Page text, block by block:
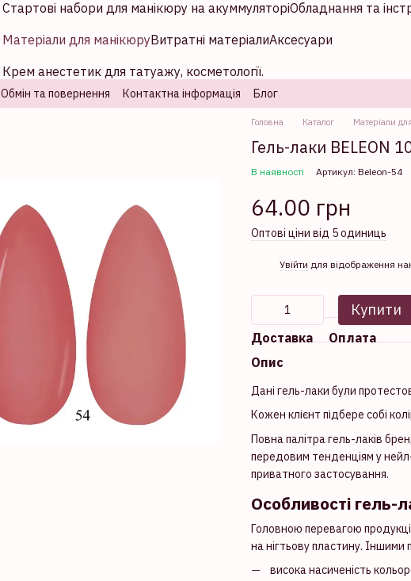
Стартові набори для манікюру на акуммуляторіОбладнання та
Матеріали для манікюруВитратні матеріалиАксесуари
Крем анестетик для татуажу, косметології.
Обмін та повернення Контактна інформація Блог
Головна Каталог Матеріали
Гель-лаки BELEON
В наявності Артикул: Beleon-54
64.00 грн
Оптові ціни від 5 одиниць
Увійти для відображення
Купити
Доставка
Оплата
Опис
Дані гель-лаки були
Кожен клієнт підбере собі
Повна палітра гель-лаків
передовим тенденціям у
приватного застосування.
Особливості гель-
Головною перевагою
на нігтьову пластину. Іншими
висока насиченість